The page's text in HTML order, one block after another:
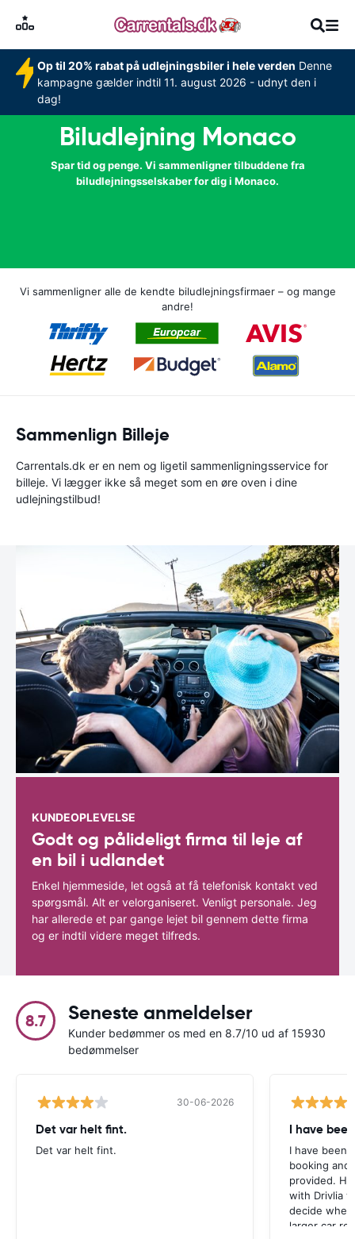
Op til 20% rabat på udlejningsbiler i hele verden Denne
kampagne gælder indtil 11. august 2026 - udnyt den i
dag!
Biludlejning Monaco
Spar tid og penge. Vi sammenligner tilbuddene fra
biludlejningsselskaber for dig i Monaco.
Vi sammenligner alle de kendte biludlejningsfirmaer – og mange
andre!
Sammenlign Billeje
Carrentals.dk er en nem og ligetil sammenligningsservice for
billeje. Vi lægger ikke så meget som en øre oven i dine
udlejningstilbud!
KUNDEOPLEVELSE
Godt og pålideligt firma til leje af
en bil i udlandet
Enkel hjemmeside, let også at få telefonisk kontakt ved
spørgsmål. Alt er velorganiseret. Venligt personale. Jeg
har allerede et par gange lejet bil gennem dette firma
og er indtil videre meget tilfreds.
8.7 Seneste anmeldelser
Kunder bedømmer os med en 8.7/10 ud af 15930
bedømmelser
30-06-2026
Det var helt fint.
Det var helt fint.
I have
I have been
booking and
provided.
with Drivlia
decide
larger car